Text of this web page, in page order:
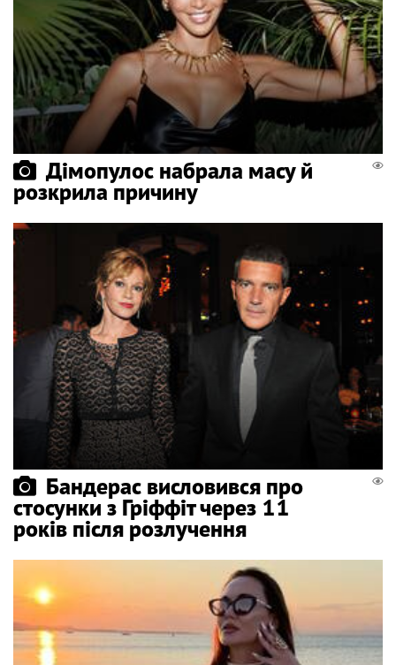
Дімопулос набрала масу й
розкрила причину
Бандерас висловився про
стосунки з Гріффіт через 11
років після розлучення